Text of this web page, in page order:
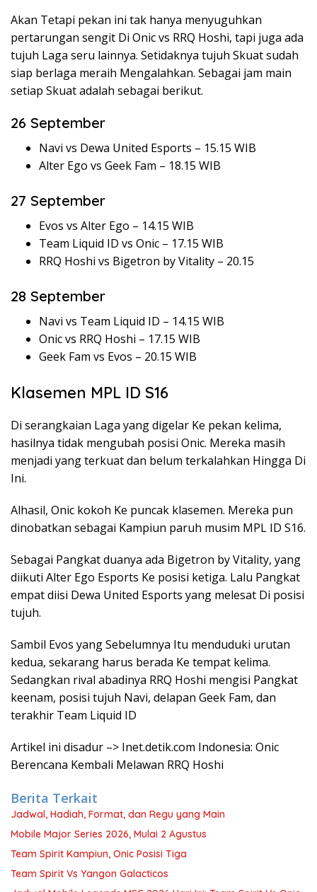
Akan Tetapi pekan ini tak hanya menyuguhkan
pertarungan sengit Di Onic vs RRQ Hoshi, tapi juga ada
tujuh Laga seru lainnya. Setidaknya tujuh Skuat sudah
siap berlaga meraih Mengalahkan. Sebagai jam main
setiap Skuat adalah sebagai berikut.
26 September
Navi vs Dewa United Esports – 15.15 WIB
Alter Ego vs Geek Fam – 18.15 WIB
27 September
Evos vs Alter Ego – 14.15 WIB
Team Liquid ID vs Onic – 17.15 WIB
RRQ Hoshi vs Bigetron by Vitality – 20.15
28 September
Navi vs Team Liquid ID – 14.15 WIB
Onic vs RRQ Hoshi – 17.15 WIB
Geek Fam vs Evos – 20.15 WIB
Klasemen MPL ID S16
Di serangkaian Laga yang digelar Ke pekan kelima,
hasilnya tidak mengubah posisi Onic. Mereka masih
menjadi yang terkuat dan belum terkalahkan Hingga Di
Ini.
Alhasil, Onic kokoh Ke puncak klasemen. Mereka pun
dinobatkan sebagai Kampiun paruh musim MPL ID S16.
Sebagai Pangkat duanya ada Bigetron by Vitality, yang
diikuti Alter Ego Esports Ke posisi ketiga. Lalu Pangkat
empat diisi Dewa United Esports yang melesat Di posisi
tujuh.
Sambil Evos yang Sebelumnya Itu menduduki urutan
kedua, sekarang harus berada Ke tempat kelima.
Sedangkan rival abadinya RRQ Hoshi mengisi Pangkat
keenam, posisi tujuh Navi, delapan Geek Fam, dan
terakhir Team Liquid ID
Artikel ini disadur –> Inet.detik.com Indonesia: Onic
Berencana Kembali Melawan RRQ Hoshi
Berita Terkait
Jadwal, Hadiah, Format, dan Regu yang Main
Mobile Major Series 2026, Mulai 2 Agustus
Team Spirit Kampiun, Onic Posisi Tiga
Team Spirit Vs Yangon Galacticos